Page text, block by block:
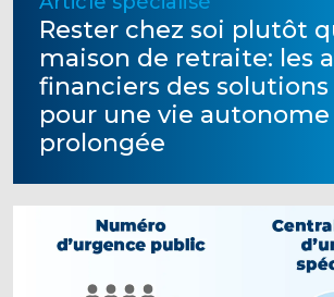
Rester chez soi plutôt
maison de retraite: les
financiers des solutions
pour une vie autonome
prolongée